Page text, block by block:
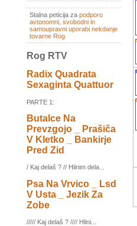
Stalna peticija za podporo
avtonomni, svobodni in
samoupravni uporabi nekdanje
tovarne Rog
Rog RTV
Radix Quadrata
Sexaginta Quattuor
PARTE 1:
Butalce Na
Prevzgojo _ Prašiča
V Kletko _ Bankirje
Pred Zid
/ Kaj delaš ? // Hlinim dela...
Psa Na Vrvico _ Lsd
V Usta _ Jezik Za
Zobe
///// Kaj delaš ? //// Hlini...